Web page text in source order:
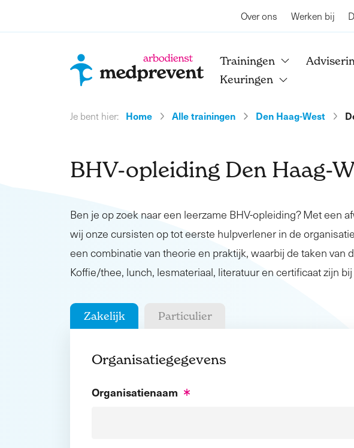
Over ons Werken bij
Trainingen
Keuringen
Je bent hier: Home Alle trainingen Den Haag-West
BHV-opleiding Den Haag-
Ben je op zoek naar een leerzame BHV-opleiding? Met een
wij onze cursisten op tot eerste hulpverlener in de
een combinatie van theorie en praktijk, waarbij de taken van
Koffie/thee, lunch, lesmateriaal, literatuur en certificaat zijn
Zakelijk Particulier
Organisatiegegevens
Organisatienaam